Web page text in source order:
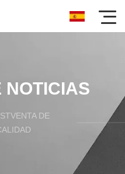
NOTICIAS
DE